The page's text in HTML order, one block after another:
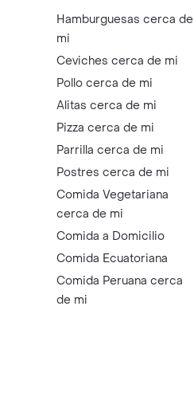
Hamburguesas cerca de
mi
Ceviches cerca de mi
Pollo cerca de mi
Alitas cerca de mi
Pizza cerca de mi
Parrilla cerca de mi
Postres cerca de mi
Comida Vegetariana
cerca de mi
Comida a Domicilio
Comida Ecuatoriana
Comida Peruana cerca
de mi